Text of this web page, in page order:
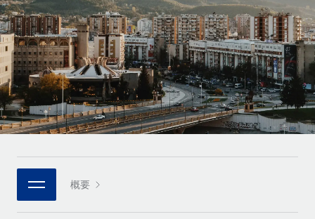
インフラ
Remote統合
人事機能をワークフローにシームレスに統合する
プラットフォーム
チームのための人事の基本機能を内蔵
接続 新しい
当社のMCPを使用して、あらゆるAIツールをRemoteに接続
統合
基本的なビジネスツールを活用して業務プロセスを効率化す
成長中の企業向けのアジャイルなグローバルHR・給与処理ソ
リューション
ミッドマーケット
カスタマイズされた人事ソリューションでチームを拡大する
企業
大企業向けのグローバルHR
パートナーに登録
戦略的テクノロジーパートナー
グローバルな人事機能を柔軟に自社プラットフォームへ統合
REMOTEで学習
リサーチおよびガイド
活用事例
HR用語集
チェックリストおよびテンプレート
職務内容ライブラリ
ウェビナー
イベント
Deutsch
Español
Italiano
Português (Portugal)
日本語
한국어 概要